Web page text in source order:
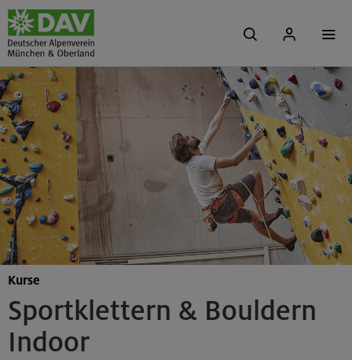
Sportklettern & Bouldern
Indoor
Kurse